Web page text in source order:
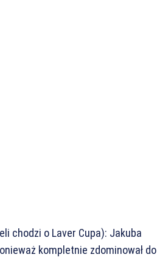
chodzi o Laver Cupa): Jakuba
kompletnie zdominował do